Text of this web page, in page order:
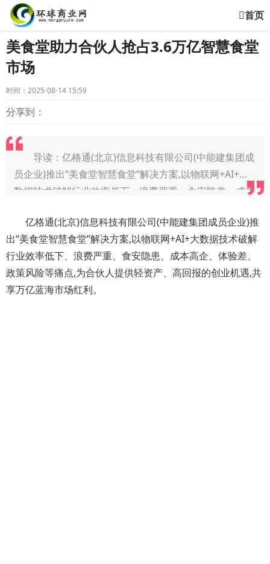
首页
美食堂助力合伙人抢占3.6万亿智慧食堂
市场
时间：2025-08-14 15:59
分享到：
导读：亿格通(北京)信息科技有限公司(中能建集团成
员企业)推出“美食堂智慧食堂”解决方案,以物联网+AI+大
数据技术破解行业效率低下、浪费严重、食安隐患、成本
亿格通(北京)信息科技有限公司(中能建集团成员企业)推
出“美食堂智慧食堂”解决方案,以物联网+AI+大数据技术破解
行业效率低下、浪费严重、食安隐患、成本高企、体验差、
政策风险等痛点,为合伙人提供轻资产、高回报的创业机遇,共
享万亿蓝海市场红利。